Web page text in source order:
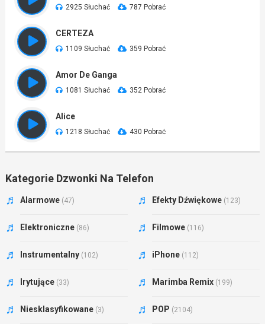
2925 Słuchać 787 Pobrać
CERTEZA
1109 Słuchać 359 Pobrać
Amor De Ganga
1081 Słuchać 352 Pobrać
Alice
1218 Słuchać 430 Pobrać
Kategorie Dzwonki Na Telefon
Alarmowe (47) Efekty Dźwiękowe (123)
Elektroniczne (86) Filmowe (116)
Instrumentalny (102) iPhone (112)
Irytujące (33) Marimba Remix (199)
Niesklasyfikowane (3) POP (2104)